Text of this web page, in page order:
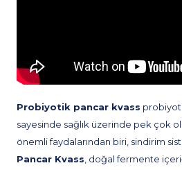
Probiyotik pancar kvass
sayesinde sağlık üzerinde pek çok
önemli faydalarından biri, sindirim
Pancar Kvass , doğal fermente